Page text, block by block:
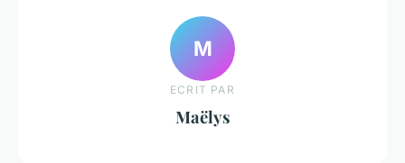
M
ECRIT PAR
Maëlys